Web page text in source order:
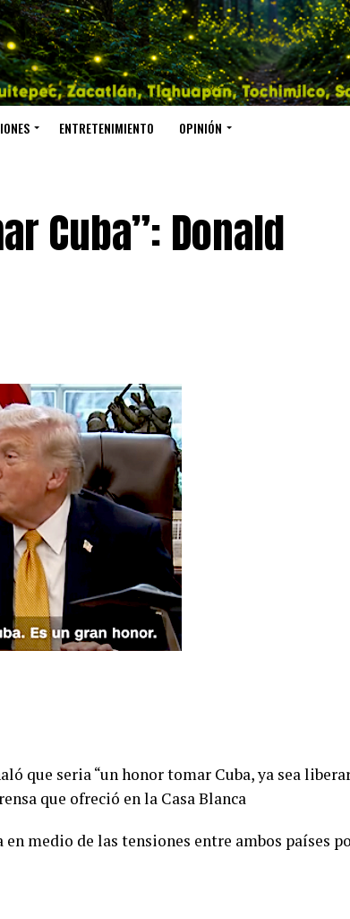
ENTRETENIMIENTO OPINIÓN
Cuba”: Donald
que seria “un honor tomar Cuba, ya sea
que ofreció en la Casa Blanca
medio de las tensiones entre ambos países